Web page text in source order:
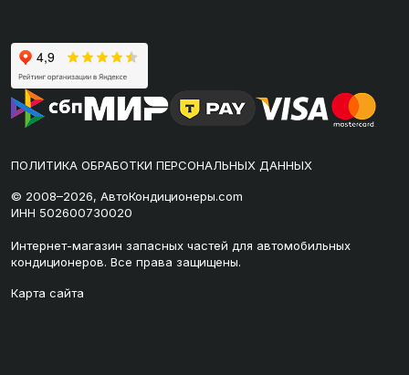
ПОЛИТИКА ОБРАБОТКИ ПЕРСОНАЛЬНЫХ ДАННЫХ
© 2008–2026, АвтоКондиционеры.com
ИНН 502600730020
Интернет-магазин запасных частей для автомобильных
кондиционеров. Все права защищены.
Карта сайта